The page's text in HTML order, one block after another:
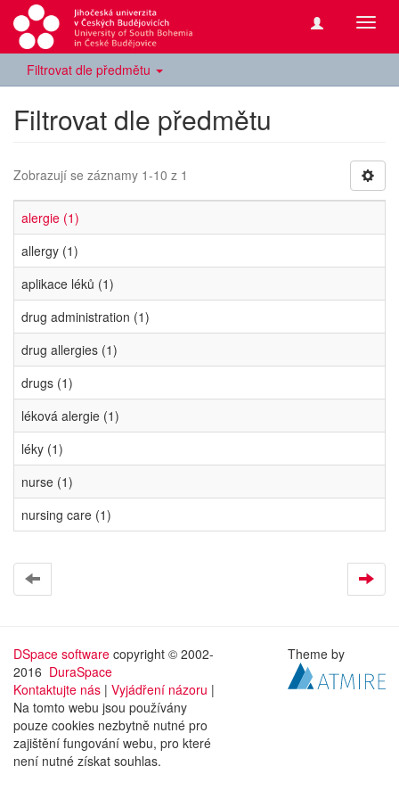
Filtrovat dle předmětu
Filtrovat dle předmětu
Zobrazují se záznamy 1-10 z 1
alergie (1)
allergy (1)
aplikace léků (1)
drug administration (1)
drug allergies (1)
drugs (1)
léková alergie (1)
léky (1)
nurse (1)
nursing care (1)
DSpace software copyright © 2002-
2016 DuraSpace
Kontaktujte nás | Vyjádření názoru |
Na tomto webu jsou používány
pouze cookies nezbytně nutné pro
zajištění fungování webu, pro které
není nutné získat souhlas.
Theme by